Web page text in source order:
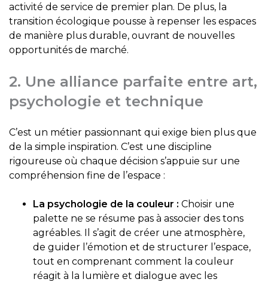
activité de service de premier plan. De plus, la
transition écologique pousse à repenser les espaces
de manière plus durable, ouvrant de nouvelles
opportunités de marché.
2. Une alliance parfaite entre art,
psychologie et technique
C’est un métier passionnant qui exige bien plus que
de la simple inspiration. C’est une discipline
rigoureuse où chaque décision s’appuie sur une
compréhension fine de l’espace :
La psychologie de la couleur : Choisir une
palette ne se résume pas à associer des tons
agréables. Il s’agit de créer une atmosphère,
de guider l’émotion et de structurer l’espace,
tout en comprenant comment la couleur
réagit à la lumière et dialogue avec les